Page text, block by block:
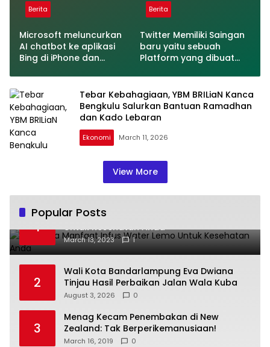
Berita
Microsoft meluncurkan
AI chatbot ke aplikasi
Bing di iPhone dan
Berita
Twitter Memiliki Saingan
baru yaitu sebuah
Platform yang dibuat
Tebar Kebahagiaan, YBM BRILiaN Kanca
Bengkulu Salurkan Bantuan Ramadhan
dan Kado Lebaran
Ekonomi March 11, 2026
View More
Popular Posts
1
Beberapa Manfaat Infus Water Lemo
Untuk Kesehatan Anda
March 13, 2023 1
2
Wali Kota Bandarlampung Eva Dwiana
Tinjau Hasil Perbaikan Jalan Wala Kuba
August 3, 2026 0
3
Menag Kecam Penembakan di New
Zealand: Tak Berperikemanusiaan!
March 16, 2019 0